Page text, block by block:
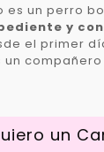
es un perro
y
el primer
un